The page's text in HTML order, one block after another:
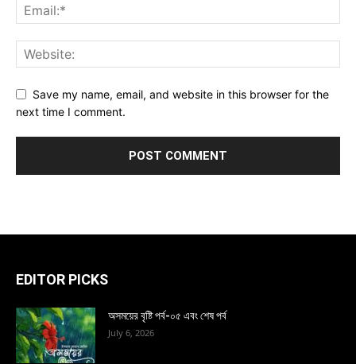
Save my name, email, and website in this browser for the
next time I comment.
EDITOR PICKS
অসময়ের বৃষ্টি পর্ব-০৫ এবং শেষ পর্ব
July 6, 2026